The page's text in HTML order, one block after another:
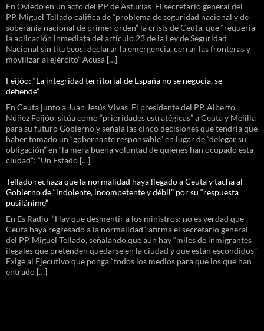
En Oviedo en un acto del PP de Asturias El secretario general del
PP, Miguel Tellado califica de “problema de seguridad nacional y de
soberanía nacional de primer orden” la crisis de Ceuta, que “requería
la aplicación inmediata del artículo 23 de la Ley de Seguridad
Nacional sin titubeos: declarar la emergencia, cerrar las fronteras y
movilizar al ejército” Acusa […]
Feijóo: “La integridad territorial de España no se negocia, se
defiende”
En Ceuta junto a Juan Jesús Vivas El presidente del PP, Alberto
Núñez Feijóo, sitúa como “prioridades estratégicas” a Ceuta y Melilla
para su futuro Gobierno y señala las cinco decisiones que tendría que
haber tomado un “gobernante responsable” en lugar de “delegar su
obligación” en “la mera buena voluntad de quienes han ocupado esta
ciudad”: “Un Estado […]
Tellado rechaza que la normalidad haya llegado a Ceuta y tacha al
Gobierno de “indolente, incompetente y débil” por su “respuesta
pusilánime”
En Es Radio “Hay que desmentir a los ministros: no es verdad que
Ceuta haya regresado a la normalidad”, afirma el secretario general
del PP, Miguel Tellado, señalando que aún hay “miles de inmigrantes
ilegales que pretenden quedarse en la ciudad y que están escondidos”
Exige al Ejecutivo que ponga “todos los medios para que los que han
entrado […]